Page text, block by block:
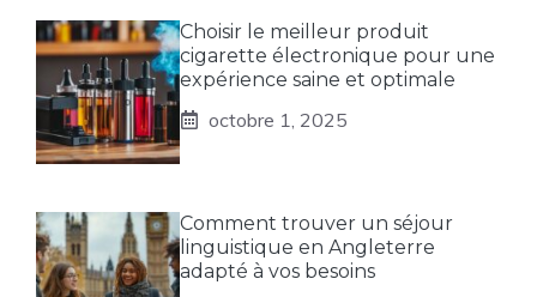
Choisir le meilleur produit
cigarette électronique pour une
expérience saine et optimale
octobre 1, 2025
Comment trouver un séjour
linguistique en Angleterre
adapté à vos besoins